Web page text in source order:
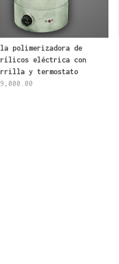
polimerizadora de
eléctrica con
y termostato
9,000.00